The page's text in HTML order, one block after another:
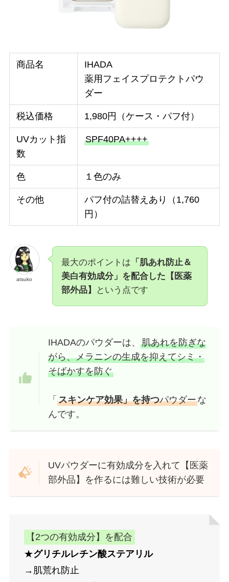
商品名
IHADA
薬用フェイスプロテクトパウ
ダー
税込価格 1,980円（ケース・パフ付）
UVカット指
数
SPF40PA++++
色 １色のみ
その他
パフ付の詰替えあり（1,760
円）
atsuko
最大のポイントは 「肌あれ防止＆
美白有効成分」を配合した【医薬
部外品】
という点です
IHADAのパウダーは、肌あれを防ぎな
がら、メラニンの生成を抑えてシミ・
そばかすを防ぐ
「スキンケア効果」を持つパウダーな
んです。
UVパウダーに有効成分を入れて【医薬
部外品】を作るには難しい技術が必要
【2つの有効成分】を配合
★グリチルレチン酸ステアリル
→肌荒れ防止